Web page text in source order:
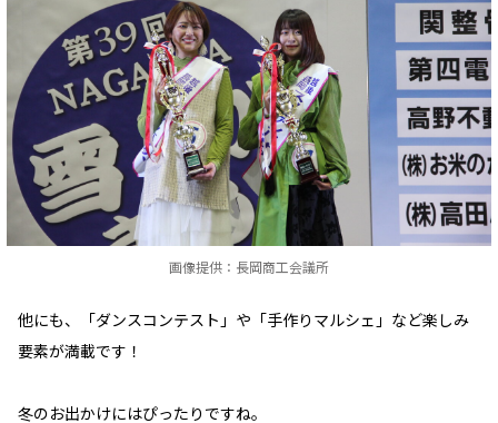
画像提供：長岡商工会議所
他にも、「ダンスコンテスト」や「手作りマルシェ」など楽しみ
要素が満載です！
冬のお出かけにはぴったりですね。